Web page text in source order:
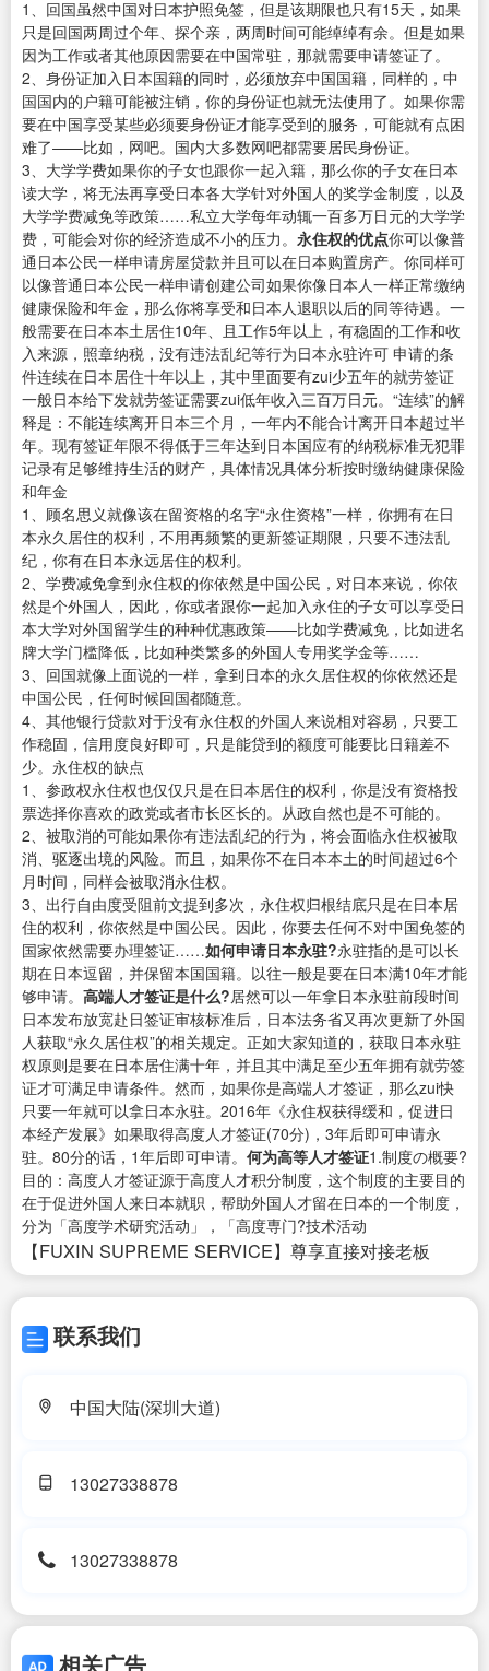
1、回国虽然中国对日本护照免签，但是该期限也只有15天，如果
只是回国两周过个年、探个亲，两周时间可能绰绰有余。但是如果
因为工作或者其他原因需要在中国常驻，那就需要申请签证了。
2、身份证加入日本国籍的同时，必须放弃中国国籍，同样的，中
国国内的户籍可能被注销，你的身份证也就无法使用了。如果你需
要在中国享受某些必须要身份证才能享受到的服务，可能就有点困
难了——比如，网吧。国内大多数网吧都需要居民身份证。
3、大学学费如果你的子女也跟你一起入籍，那么你的子女在日本
读大学，将无法再享受日本各大学针对外国人的奖学金制度，以及
大学学费减免等政策……私立大学每年动辄一百多万日元的大学学
费，可能会对你的经济造成不小的压力。 永住权的优点你可以像普
通日本公民一样申请房屋贷款并且可以在日本购置房产。你同样可
以像普通日本公民一样申请创建公司如果你像日本人一样正常缴纳
健康保险和年金，那么你将享受和日本人退职以后的同等待遇。一
般需要在日本本土居住10年、且工作5年以上，有稳固的工作和收
入来源，照章纳税，没有违法乱纪等行为日本永驻许可 申请的条
件连续在日本居住十年以上，其中里面要有zui少五年的就劳签证
一般日本给下发就劳签证需要zui低年收入三百万日元。“连续”的解
释是：不能连续离开日本三个月，一年内不能合计离开日本超过半
年。现有签证年限不得低于三年达到日本国应有的纳税标准无犯罪
记录有足够维持生活的财产，具体情况具体分析按时缴纳健康保险
和年金
1、顾名思义就像该在留资格的名字“永住资格”一样，你拥有在日
本永久居住的权利，不用再频繁的更新签证期限，只要不违法乱
纪，你有在日本永远居住的权利。
2、学费减免拿到永住权的你依然是中国公民，对日本来说，你依
然是个外国人，因此，你或者跟你一起加入永住的子女可以享受日
本大学对外国留学生的种种优惠政策——比如学费减免，比如进名
牌大学门槛降低，比如种类繁多的外国人专用奖学金等……
3、回国就像上面说的一样，拿到日本的永久居住权的你依然还是
中国公民，任何时候回国都随意。
4、其他银行贷款对于没有永住权的外国人来说相对容易，只要工
作稳固，信用度良好即可，只是能贷到的额度可能要比日籍差不
少。永住权的缺点
1、参政权永住权也仅仅只是在日本居住的权利，你是没有资格投
票选择你喜欢的政党或者市长区长的。从政自然也是不可能的。
2、被取消的可能如果你有违法乱纪的行为，将会面临永住权被取
消、驱逐出境的风险。而且，如果你不在日本本土的时间超过6个
月时间，同样会被取消永住权。
3、出行自由度受阻前文提到多次，永住权归根结底只是在日本居
住的权利，你依然是中国公民。因此，你要去任何不对中国免签的
国家依然需要办理签证……如何申请日本永驻?永驻指的是可以长
期在日本逗留，并保留本国国籍。以往一般是要在日本满10年才能
够申请。 高端人才签证是什么?居然可以一年拿日本永驻前段时间
日本发布放宽赴日签证审核标准后，日本法务省又再次更新了外国
人获取“永久居住权”的相关规定。正如大家知道的，获取日本永驻
权原则是要在日本居住满十年，并且其中满足至少五年拥有就劳签
证才可满足申请条件。然而，如果你是高端人才签证，那么zui快
只要一年就可以拿日本永驻。2016年《永住权获得缓和，促进日
本经产发展》如果取得高度人才签证(70分)，3年后即可申请永
驻。80分的话，1年后即可申请。 何为高等人才签证1.制度の概要?
目的：高度人才签证源于高度人才积分制度，这个制度的主要目的
在于促进外国人来日本就职，帮助外国人才留在日本的一个制度，
分为「高度学术研究活动」，「高度専门?技术活动
【FUXIN SUPREME SERVICE】尊享直接对接老板
联系我们
中国大陆(深圳大道)
13027338878
13027338878
相关广告